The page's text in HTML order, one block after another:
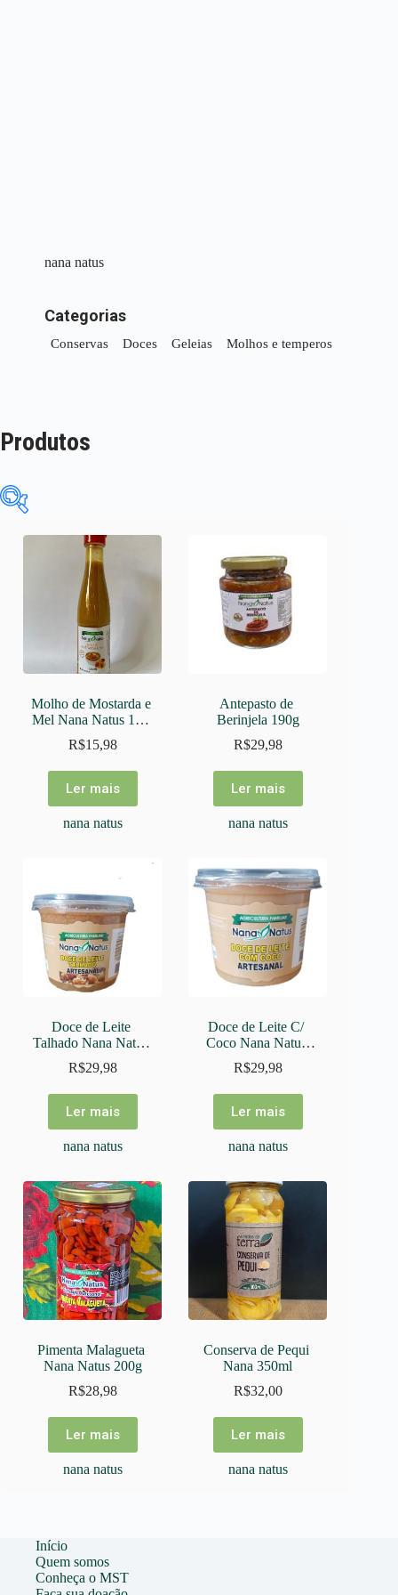
nana natus
Categorias
Conservas Doces Geleias Molhos e temperos
Produtos
Categorias
Bebidas alcoólicas
Café
Cesta de natal
Cestas
Chá
Congelados
Conservas
Grãos e cereais
Higiene e saúde
Hortifruti
Jardinagem
Juice
Laticínios e frios
Massas
Molhos e temperos
Padaria
Uncategorized
Vestuários e acessórios
Produtoras
Assentamento Campos
Camisa Crítica
Campo Vivo
Camponeses
Capirotinho
Coletivo Alaíde Reis
Cooperarca
Copavi
Coperav
Copirecê
doRoçado
Ecobio
Essência
Expressão Popular
Faz o Bem
Feira Vermelha
Fios da Terra
Guaií
Kampo de Ervas
Madre Santi
Molho de Mostarda e
Mel Nana Natus 170
R$15,98
Ler mais
nana natus
Antepasto de
Berinjela 190g
R$29,98
Ler mais
nana natus
Doce de Leite
Talhado Nana Natus
500g
R$29,98
Ler mais
nana natus
Doce de Leite C/
Coco Nana Natus
500g
R$29,98
Ler mais
nana natus
Pimenta Malagueta
Nana Natus 200g
R$28,98
Ler mais
nana natus
Conserva de Pequi
Nana 350ml
R$32,00
Ler mais
nana natus
Início
Quem somos
Conheça o MST